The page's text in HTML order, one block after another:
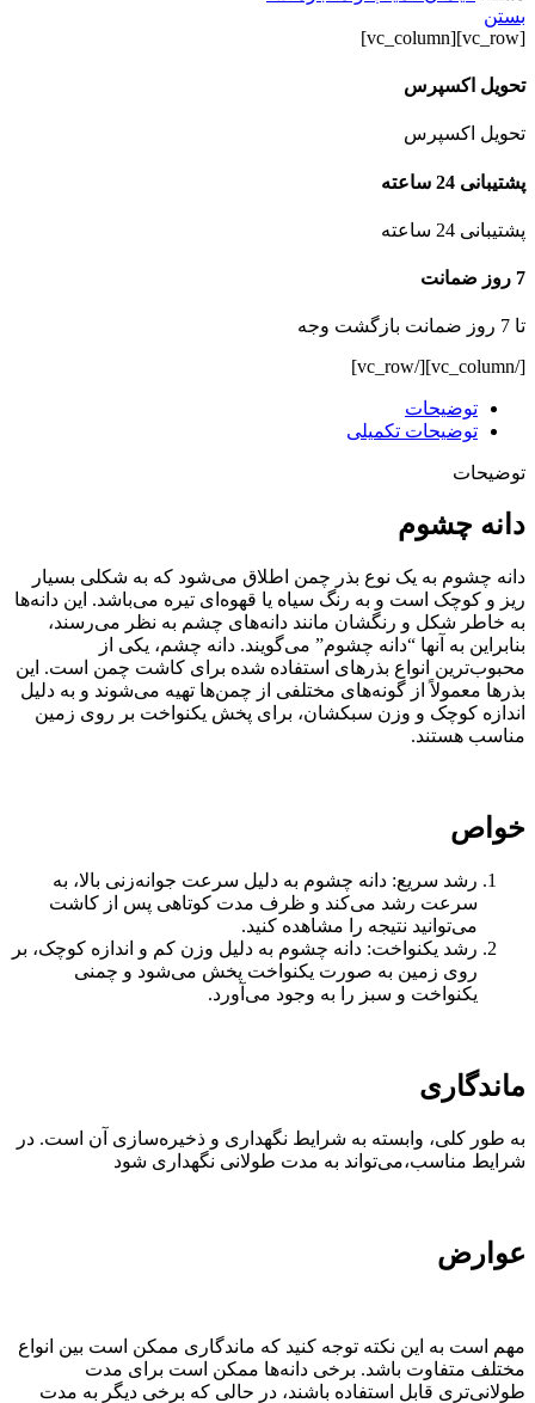
بستن
[vc_row][vc_column]
تحویل اکسپرس
تحویل اکسپرس
پشتیبانی 24 ساعته
پشتیبانی 24 ساعته
7 روز ضمانت
تا 7 روز ضمانت بازگشت وجه
[/vc_column][/vc_row]
توضیحات
توضیحات تکمیلی
توضیحات
دانه چشوم
دانه چشوم به یک نوع بذر چمن اطلاق می‌شود که به شکلی بسیار
ریز و کوچک است و به رنگ سیاه یا قهوه‌ای تیره می‌باشد. این دانه‌ها
به خاطر شکل و رنگشان مانند دانه‌های چشم به نظر می‌رسند،
بنابراین به آنها “دانه چشوم” می‌گویند. دانه چشم، یکی از
محبوب‌ترین انواع بذرهای استفاده شده برای کاشت چمن است. این
بذرها معمولاً از گونه‌های مختلفی از چمن‌ها تهیه می‌شوند و به دلیل
اندازه کوچک و وزن سبکشان، برای پخش یکنواخت بر روی زمین
مناسب هستند.
خواص
رشد سریع: دانه چشوم به دلیل سرعت جوانه‌زنی بالا، به
سرعت رشد می‌کند و ظرف مدت کوتاهی پس از کاشت
می‌توانید نتیجه را مشاهده کنید.
رشد یکنواخت: دانه چشوم به دلیل وزن کم و اندازه کوچک، بر
روی زمین به صورت یکنواخت پخش می‌شود و چمنی
یکنواخت و سبز را به وجود می‌آورد.
ماندگاری
به طور کلی، وابسته به شرایط نگهداری و ذخیره‌سازی آن است. در
شرایط مناسب،می‌تواند به مدت طولانی نگهداری شود
عوارض
مهم است به این نکته توجه کنید که ماندگاری ممکن است بین انواع
مختلف متفاوت باشد. برخی دانه‌ها ممکن است برای مدت
طولانی‌تری قابل استفاده باشند، در حالی که برخی دیگر به مدت